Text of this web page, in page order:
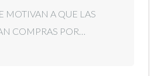
MOTIVAN A QUE LAS
COMPRAS POR…